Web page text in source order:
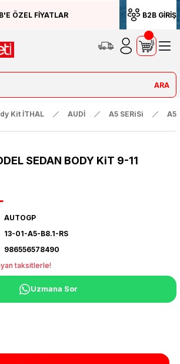
ÖZEL FİYATLAR B2B GİRİŞ
ARA
Kit İTHAL AUDİ A5 SERiSi A5
SEDAN BODY KiT 9-11
AUTOGP
13-01-A5-B8.1-RS
986556578490
taksitlerle!
Uzmana Sor